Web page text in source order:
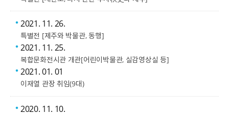
2021. 11. 26.
특별전 [제주와 박물관, 동행]​
2021. 11. 25.
복합문화전시관 개관[어린이박물관, 실감영상실 등]​
2021. 01. 01
이재열 관장 취임(9대)
2020. 11. 10.